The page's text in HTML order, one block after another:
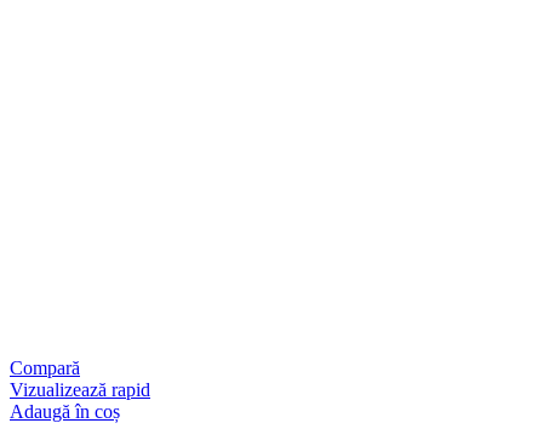
Compară
Vizualizează rapid
Adaugă în coș